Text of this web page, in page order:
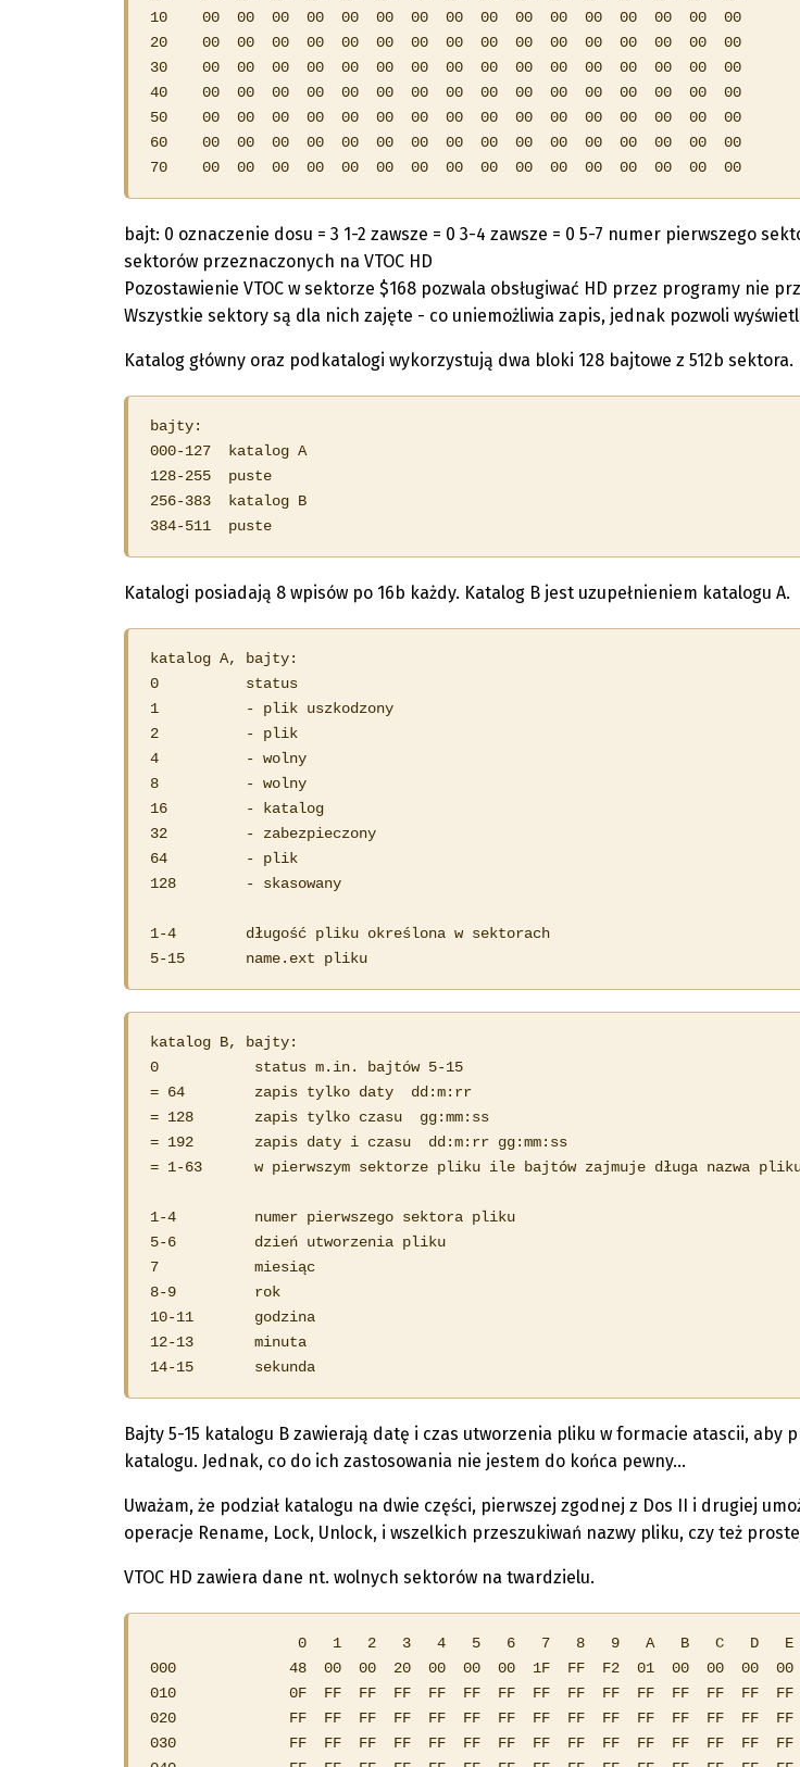
10    00  00  00  00  00  00  00  00  00  00  00  00  00  00  00  00
20    00  00  00  00  00  00  00  00  00  00  00  00  00  00  00  00
30    00  00  00  00  00  00  00  00  00  00  00  00  00  00  00  00
40    00  00  00  00  00  00  00  00  00  00  00  00  00  00  00  00
50    00  00  00  00  00  00  00  00  00  00  00  00  00  00  00  00
60    00  00  00  00  00  00  00  00  00  00  00  00  00  00  00  00
70    00  00  00  00  00  00  00  00  00  00  00  00  00  00  00  00
bajt: 0 oznaczenie dosu = 3 1-2 zawsze = 0 3-4 zawsze = 0 5-7 numer pierwszego
sektorów przeznaczonych na VTOC HD
Pozostawienie VTOC w sektorze $168 pozwala obsługiwać HD przez programy nie
Wszystkie sektory są dla nich zajęte - co uniemożliwia zapis, jednak pozwoli
Katalog główny oraz podkatalogi wykorzystują dwa bloki 128 bajtowe z 512b sektora.
bajty:
000-127  katalog A
128-255  puste
256-383  katalog B
384-511  puste
Katalogi posiadają 8 wpisów po 16b każdy. Katalog B jest uzupełnieniem katalogu A.
katalog A, bajty:
0          status
1          - plik uszkodzony
2          - plik
4          - wolny
8          - wolny
16         - katalog
32         - zabezpieczony
64         - plik
128        - skasowany
1-4        długość pliku określona w sektorach
5-15       name.ext pliku
katalog B, bajty:
0           status m.in. bajtów 5-15
= 64        zapis tylko daty  dd:m:rr
= 128       zapis tylko czasu  gg:mm:ss
= 192       zapis daty i czasu  dd:m:rr gg:mm:ss
= 1-63      w pierwszym sektorze pliku ile bajtów zajmuje długa nazwa
1-4         numer pierwszego sektora pliku
5-6         dzień utworzenia pliku
7           miesiąc
8-9         rok
10-11       godzina
12-13       minuta
14-15       sekunda
Bajty 5-15 katalogu B zawierają datę i czas utworzenia pliku w formacie atascii, aby
katalogu. Jednak, co do ich zastosowania nie jestem do końca pewny...
Uważam, że podział katalogu na dwie części, pierwszej zgodnej z Dos II i drugiej
operacje Rename, Lock, Unlock, i wszelkich przeszukiwań nazwy pliku, czy też
VTOC HD zawiera dane nt. wolnych sektorów na twardzielu.
0   1   2   3   4   5   6   7   8   9   A   B   C   D   E
000             48  00  00  20  00  00  00  1F  FF  F2  01  00  00  00  00
010             0F  FF  FF  FF  FF  FF  FF  FF  FF  FF  FF  FF  FF  FF
020             FF  FF  FF  FF  FF  FF  FF  FF  FF  FF  FF  FF  FF  FF  FF
030             FF  FF  FF  FF  FF  FF  FF  FF  FF  FF  FF  FF  FF  FF  FF